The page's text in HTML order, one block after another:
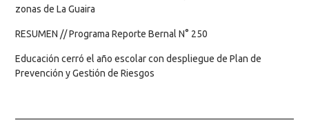
zonas de La Guaira
RESUMEN // Programa Reporte Bernal N° 250
Educación cerró el año escolar con despliegue de Plan de
Prevención y Gestión de Riesgos